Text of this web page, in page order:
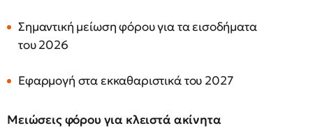
Σημαντική μείωση φόρου για τα εισοδήματα
του 2026
Εφαρμογή στα εκκαθαριστικά του 2027
Μειώσεις φόρου για κλειστά ακίνητα